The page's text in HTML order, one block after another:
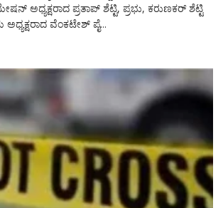
ಅಧ್ಯಕ್ಷರಾದ ಪ್ರತಾಪ್ ಶೆಟ್ಟಿ, ಪ್ರಭು, ಕರುಣಕರ್ ಶೆಟ್ಟಿ
ಅಧ್ಯಕ್ಷರಾದ ವೆಂಕಟೇಶ್ ಪೈ...